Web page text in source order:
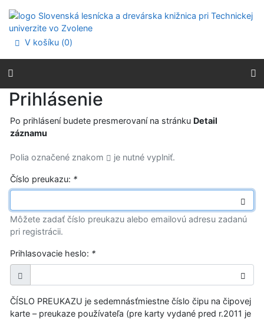
Prejsť na menu
Prehlásenie o webovej prístupnosti
V košíku (0)
Prihlásenie
Po prihlásení budete presmerovaní na stránku Detail
záznamu
Polia označené znakom je nutné vyplniť.
Číslo preukazu: *
Môžete zadať číslo preukazu alebo emailovú adresu zadanú
pri registrácii.
Prihlasovacie heslo: *
ČÍSLO PREUKAZU je sedemnásťmiestne číslo čipu na čipovej
karte – preukaze používateľa (pre karty vydané pred r.2011 je